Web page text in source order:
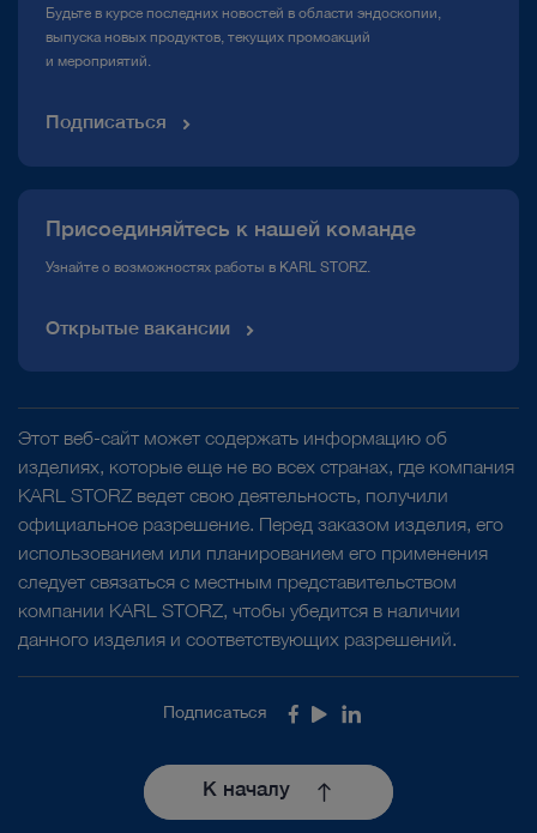
Медиатека
Будьте в курсе последних новостей в области эндоскопии,
выпуска новых продуктов, текущих промоакций
и мероприятий.
Подписаться
Присоединяйтесь к нашей команде
Узнайте о возможностях работы в KARL STORZ.
Открытые вакансии
Этот веб-сайт может содержать информацию об
изделиях, которые еще не во всех странах, где компания
KARL STORZ ведет свою деятельность, получили
официальное разрешение. Перед заказом изделия, его
использованием или планированием его применения
следует связаться с местным представительством
компании KARL STORZ, чтобы убедится в наличии
данного изделия и соответствующих разрешений.
Подписаться Facebook
YoutubeLinkedIn
К началу